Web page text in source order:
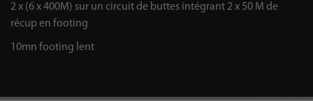
2 x (6 x 400M) sur un circuit de buttes intégrant 2 x 50 M de
récup en footing
10mn footing lent